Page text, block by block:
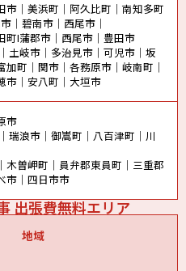
市｜美浜町｜阿久比町｜南知多町
｜碧南市｜西尾市｜
町I蒲郡市｜西尾市｜豊田市
土岐市｜多治見市｜可児市｜坂
加町｜関市｜各務原市｜岐南町｜
市｜安八町｜大垣市
市
瑞浪市｜御嵩町｜八百津町｜川
木曽岬町｜員弁郡東員町｜三重郡
市｜四日市市
出張費無料エリア
地域